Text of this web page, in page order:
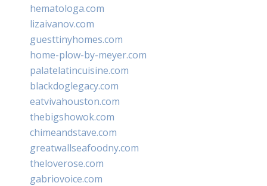
hematologa.com
lizaivanov.com
guesttinyhomes.com
home-plow-by-meyer.com
palatelatincuisine.com
blackdoglegacy.com
eatvivahouston.com
thebigshowok.com
chimeandstave.com
greatwallseafoodny.com
theloverose.com
gabriovoice.com